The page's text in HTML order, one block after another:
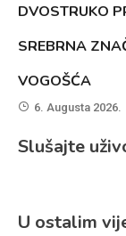
DVOSTRUKO
SREBRNA
VOGOŠĆA
6. Augusta 2026.
Slušajte
U ostalim